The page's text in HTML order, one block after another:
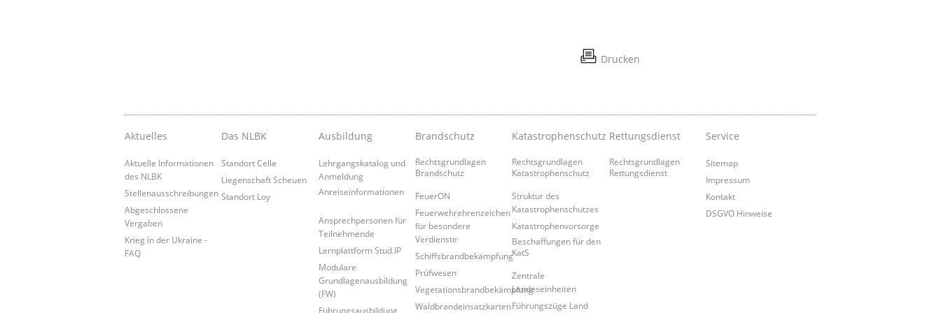
Drucken
Aktuelles
Aktuelle Informationen
des NLBK
Stellenausschreibungen
Abgeschlossene
Vergaben
Krieg in der Ukraine -
FAQ
Das NLBK
Standort Celle
Liegenschaft Scheuen
Standort Loy
Ausbildung
Lehrgangskatalog und
Anmeldung
Anreiseinformationen
Ansprechpersonen für
Teilnehmende
Lernplattform Stud.IP
Modulare
Grundlagenausbildung
(FW)
Führungsausbildung
Brandschutz
Rechtsgrundlagen
Brandschutz
FeuerON
Feuerwehrehrenzeichen
für besondere
Verdienste
Schiffsbrandbekämpfung
Prüfwesen
Vegetationsbrandbekämpfung
Waldbrandeinsatzkarten
Katastrophenschutz
Rechtsgrundlagen
Katastrophenschutz
Struktur des
Katastrophenschutzes
Katastrophenvorsorge
Beschaffungen für den
KatS
Zentrale
Landeseinheiten
Führungszüge Land
Rettungsdienst
Rechtsgrundlagen
Rettungsdienst
Service
Sitemap
Impressum
Kontakt
DSGVO Hinweise